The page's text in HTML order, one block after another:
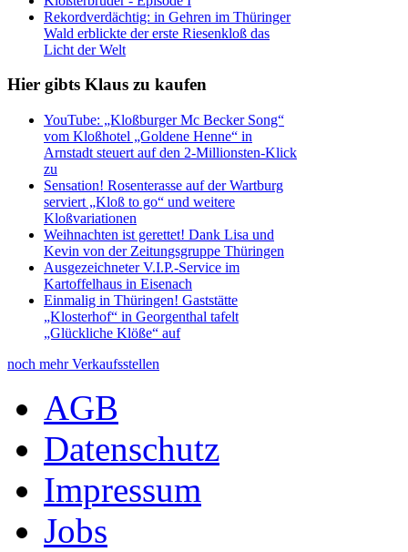
Rekordverdächtig: in Gehren im Thüringer
Wald erblickte der erste Riesenkloß das
Licht der Welt
Hier gibts Klaus zu kaufen
YouTube: „Kloßburger Mc Becker Song“
vom Kloßhotel „Goldene Henne“ in
Arnstadt steuert auf den 2-Millionsten-Klick
zu
Sensation! Rosenterasse auf der Wartburg
serviert „Kloß to go“ und weitere
Kloßvariationen
Weihnachten ist gerettet! Dank Lisa und
Kevin von der Zeitungsgruppe Thüringen
Ausgezeichneter V.I.P.-Service im
Kartoffelhaus in Eisenach
Einmalig in Thüringen! Gaststätte
„Klosterhof“ in Georgenthal tafelt
„Glückliche Klöße“ auf
noch mehr Verkaufsstellen
AGB
Datenschutz
Impressum
Jobs